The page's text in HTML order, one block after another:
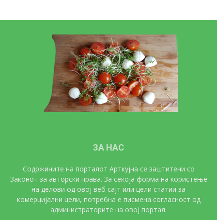
ЗА НАС
Содржините на порталот Арткујна се заштитени со
Законот за авторски права. За секоја форма на користење
на делови од овој веб сајт или цели статии за
комерцијални цели, потребна е писмена согласност од
администраторите на овој портал.